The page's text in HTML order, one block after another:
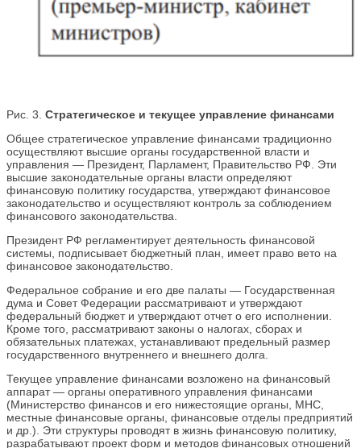
Рис. 3. Стратегическое и текущее управление финансами
Общее стратегическое управление финансами традиционно
осуществляют высшие органы государственной власти и
управления — Президент, Парламент, Правительство РФ. Эти
высшие законодательные органы власти определяют
финансовую политику государства, утверждают финансовое
законодательство и осуществляют контроль за соблюдением
финансового законодательства.
Президент РФ регламентирует деятельность финансовой
системы, подписывает бюджетный план, имеет право вето на
финансовое законодательство.
Федеральное собрание и его две палаты — Государственная
дума и Совет Федерации рассматривают и утверждают
федеральный бюджет и утверждают отчет о его исполнении.
Кроме того, рассматривают законы о налогах, сборах и
обязательных платежах, устанавливают предельный размер
государственного внутреннего и внешнего долга.
Текущее управление финансами возложено на финансовый
аппарат — органы оперативного управления финансами
(Министерство финансов и его нижестоящие органы, МНС,
местные финансовые органы, финансовые отделы предприятий
и др.). Эти структуры проводят в жизнь финансовую политику,
разрабатывают проект форм и методов финансовых отношений